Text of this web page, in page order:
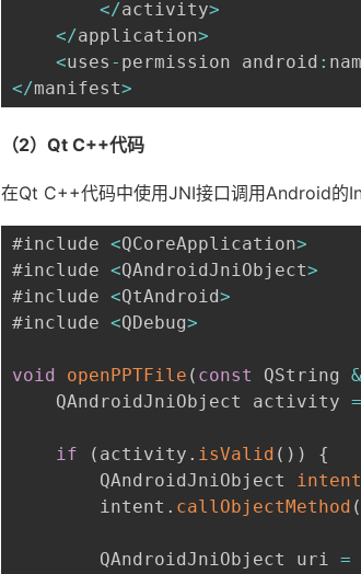
</activity>
</application>
<uses - permission android :
</manifest>
（2）Qt C++代码
在Qt C++代码中使用JNI接口调用Android的
#include <QCoreApplication>
#include <QAndroidJniObject>
#include <QtAndroid>
#include <QDebug>
void
openPPTFile ( const QString &
    QAndroidJniObject activity
=
if ( activity . isValid ( ) )
{
        QAndroidJniObject
intent
        intent
. callObjectMethod (
        QAndroidJniObject uri
=